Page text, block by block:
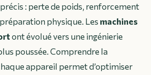
: perte de poids, renforcement
physique. Lesmachines
ont évolué vers une ingénierie
poussée. Comprendre la
appareil permet d’optimiser